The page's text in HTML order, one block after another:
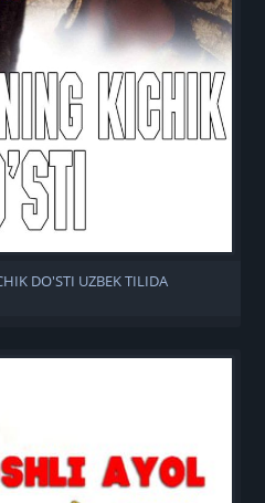
DO'STI UZBEK TILIDA